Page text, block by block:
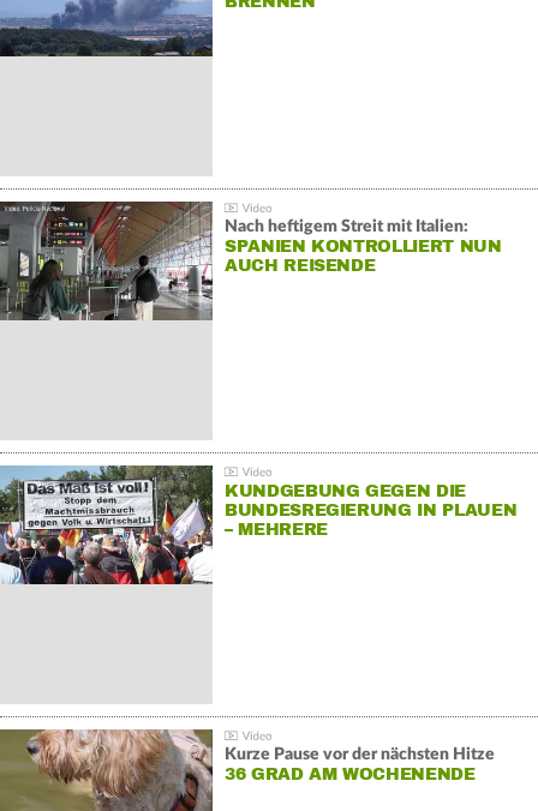
Nach heftigem Streit mit Italien:
SPANIEN KONTROLLIERT NUN
AUCH REISENDE
KUNDGEBUNG GEGEN DIE
BUNDESREGIERUNG IN PLAUEN
– MEHRERE
Kurze Pause vor der nächsten Hitze
36 GRAD AM WOCHENENDE